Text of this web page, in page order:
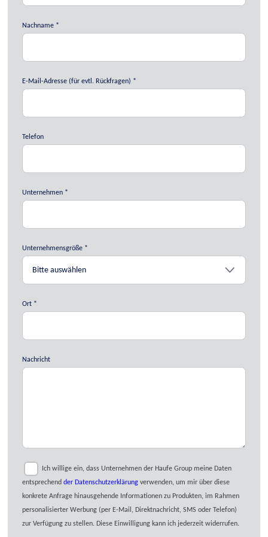
Nachname
E-Mail-Adresse (für evtl. Rückfragen)
Telefon
Unternehmen
Unternehmensgröße
Ort
Nachricht
Ich willige ein, dass Unternehmen der Haufe Group meine Daten
entsprechendder Datenschutzerklärung verwenden, um mir über diese
konkrete Anfrage hinausgehende Informationen zu Produkten, im Rahmen
personalisierter Werbung (per E-Mail, Direktnachricht, SMS oder Telefon)
zur Verfügung zu stellen. Diese Einwilligung kann ich jederzeit widerrufen.